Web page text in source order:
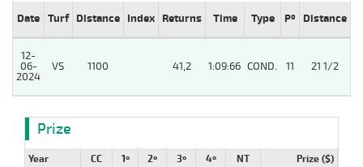
Date Turf Distance Index Returns Time Type Pº Distance
12-
06-
2024
VS 1100 41,2 1:09:66 COND. 11 21 1/2
Prize
Year CC 1º 2º 3º 4º NT Prize ($)